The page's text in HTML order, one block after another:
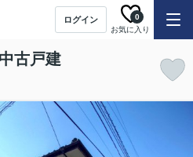
ログイン
お気に入り
0
古戸建